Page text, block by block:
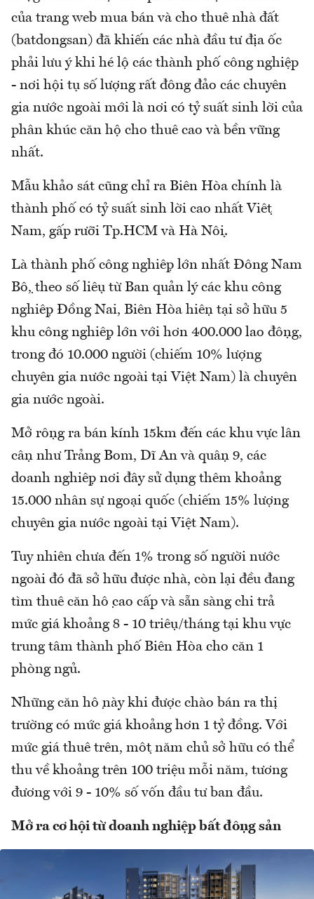
của trang web mua bán và cho thuê nhà đất
(batdongsan) đã khiến các nhà đầu tư địa ốc
phải lưu ý khi hé lộ các thành phố công nghiệp
- nơi hội tụ số lượng rất đông đảo các chuyên
gia nước ngoài mới là nơi có tỷ suất sinh lời của
phân khúc căn hộ cho thuê cao và bền vững
nhất.
Mẫu khảo sát cũng chỉ ra Biên Hòa chính là
thành phố có tỷ suất sinh lời cao nhất Việt
Nam, gấp rưỡi Tp.HCM và Hà Nội.
Là thành phố công nghiệp lớn nhất Đông Nam
Bộ, theo số liệu từ Ban quản lý các khu công
nghiệp Đồng Nai, Biên Hòa hiện tại sở hữu 5
khu công nghiệp lớn với hơn 400.000 lao động,
trong đó 10.000 người (chiếm 10% lượng
chuyên gia nước ngoài tại Việt Nam) là chuyên
gia nước ngoài.
Mở rộng ra bán kính 15km đến các khu vực lân
cận như Trảng Bom, Dĩ An và quận 9, các
doanh nghiệp nơi đây sử dụng thêm khoảng
15.000 nhân sự ngoại quốc (chiếm 15% lượng
chuyên gia nước ngoài tại Việt Nam).
Tuy nhiên chưa đến 1% trong số người nước
ngoài đó đã sở hữu được nhà, còn lại đều đang
tìm thuê căn hộ cao cấp và sẵn sàng chi trả
mức giá khoảng 8 - 10 triệu/tháng tại khu vực
trung tâm thành phố Biên Hòa cho căn 1
phòng ngủ.
Những căn hộ này khi được chào bán ra thị
trường có mức giá khoảng hơn 1 tỷ đồng. Với
mức giá thuê trên, một năm chủ sở hữu có thể
thu về khoảng trên 100 triệu mỗi năm, tương
đương với 9 - 10% số vốn đầu tư ban đầu.
Mở ra cơ hội từ doanh nghiệp bất động sản